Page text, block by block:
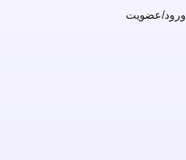
ورود/عضویت